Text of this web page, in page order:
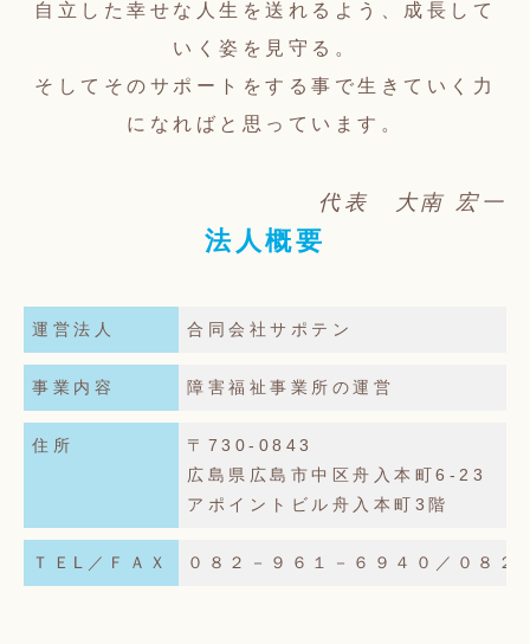
自立した幸せな人生を送れるよう、成長して
いく姿を見守る。
そしてそのサポートをする事で生きていく力
になればと思っています。
代表 大南 宏一
法人概要
運営法人 合同会社サポテン
事業内容 障害福祉事業所の運営
住所
〒730-0843
広島県広島市中区舟入本町6-23
アポイントビル舟入本町3階
ＴＥL／ＦＡＸ ０８２－９６１－６９４０／０８２